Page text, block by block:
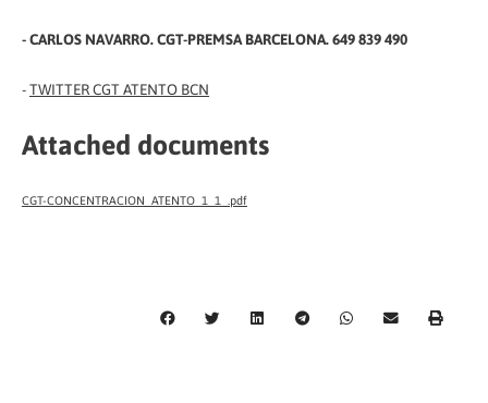
- CARLOS NAVARRO. CGT-PREMSA BARCELONA. 649 839 490
-TWITTER CGT ATENTO BCN
Attached documents
CGT-CONCENTRACION_ATENTO_1_1_.pdf